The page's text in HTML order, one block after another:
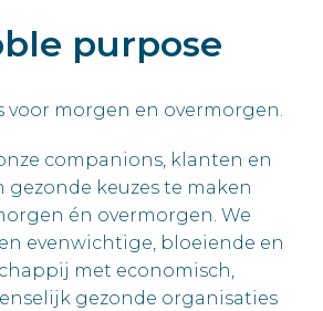
purpose
voor morgen en overmorgen.
companions, klanten en
gezonde keuzes te maken
én overmorgen. We
evenwichtige, bloeiende en
met economisch,
gezonde organisaties